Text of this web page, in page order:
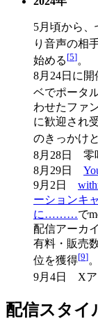
5月頃から、
り音声の相
始める [5]。
8月24日に開
ベでポータ
わせたファ
に歓迎され
のきっかけ
8月28日 零
8月29日
9月2日
ーションキ
に………で
配信アーカ
有料・販売
位を獲得[9]。
9月4日 Xア
配信スタイ